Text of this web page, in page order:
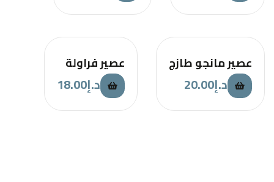
عصير مانجو طازج
د.إ20.00
عصير فراولة
د.إ18.00